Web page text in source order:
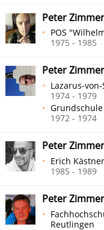
Peter
POS
1975 - 1985
Peter
Lazarus-
1974 - 1979
1972 - 1974
Peter
Erich
1985 - 1989
Peter
Reutlingen